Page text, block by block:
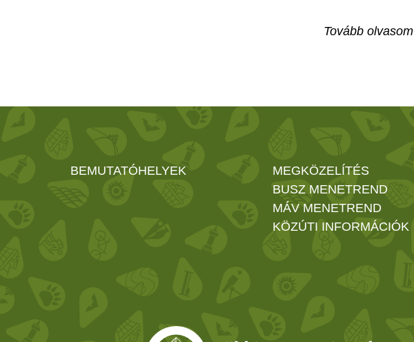
Tovább olvasom
BEMUTATÓHELYEK
MEGKÖZELÍTÉS
BUSZ MENETREND
MÁV MENETREND
KÖZÚTI INFORMÁCIÓK